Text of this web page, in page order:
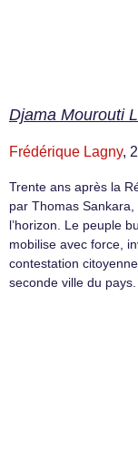
Djama Mourouti
Frédérique Lagny,
Trente ans après la
par Thomas
l’horizon. Le peuple
mobilise avec force,
contestation
seconde ville du pays.